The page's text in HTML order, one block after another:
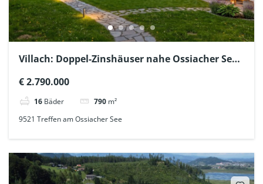
Villach: Doppel-Zinshäuser nahe Ossiacher See
€ 2.790.000
16 Bäder 790 m²
9521 Treffen am Ossiacher See